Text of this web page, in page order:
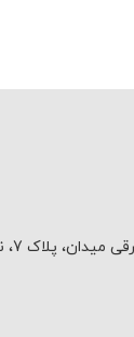
7، نبش کوچه آبرو